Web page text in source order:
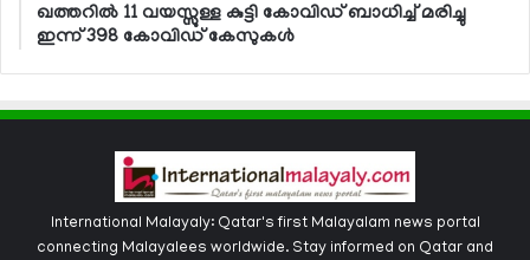
ഖത്തറില്‍ 11 വയസ്സുള്ള കുട്ടി കോവിഡ് ബാധിച്ച് മരിച്ചു
ഇന്ന് 398 കോവിഡ് കേസുകള്‍
International Malayaly: Qatar's first Malayalam news portal
connecting Malayalees worldwide. Stay informed on Qatar and